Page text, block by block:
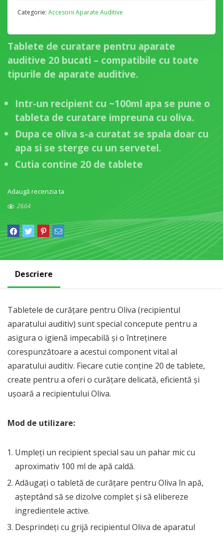
Categorie: Accesorii Aparate Auditive
Tablete de curatare pentru aparate
auditive 20 bucati – compatibile cu toate
tipurile de aparate auditive.
Intr-un recipient cu ~100ml apa se pune o
tableta de curatare impreuna cu oliva.
Dupa ce oliva s-a curatat se spala doar cu
apa si se sterge cu un servetel.
Cutia contine 20 de tablete
Adaugă recenzia ta
2664
Descriere
Tabletele de curățare pentru Oliva (recipientul
aparatului auditiv) sunt special concepute pentru a
asigura o igienă impecabilă și o întreținere
corespunzătoare a acestui component vital al
aparatului auditiv. Fiecare cutie conține 20 de tablete,
create pentru a oferi o curățare delicată, eficientă și
ușoară a recipientului Oliva.
Mod de utilizare:
Umpleți un recipient special sau un pahar mic cu
aproximativ 100 ml de apă caldă.
Adăugați o tabletă de curățare pentru Oliva în apă,
așteptând să se dizolve complet și să elibereze
ingredientele active.
Desprindeți cu grijă recipientul Oliva de aparatul